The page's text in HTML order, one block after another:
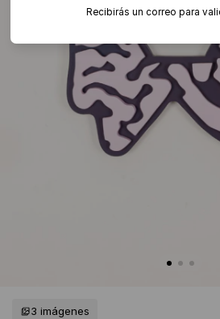
3 imágenes
Recibirás un correo para